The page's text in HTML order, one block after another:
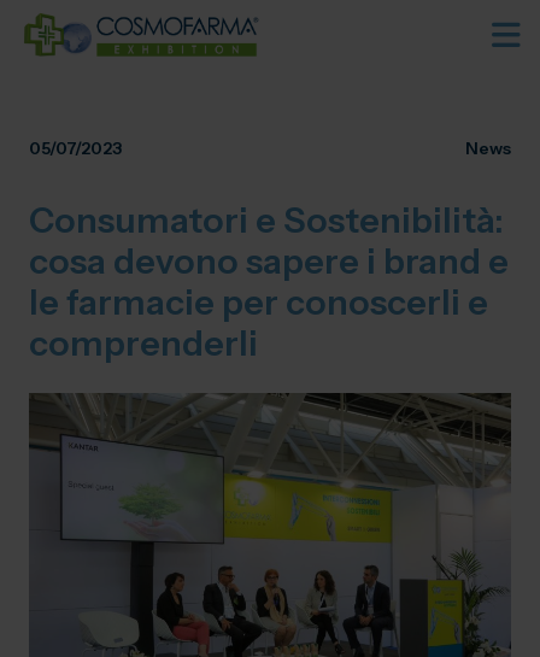
05/07/2023 News
Consumatori e Sostenibilità:
cosa devono sapere i brand e
le farmacie per conoscerli e
comprenderli